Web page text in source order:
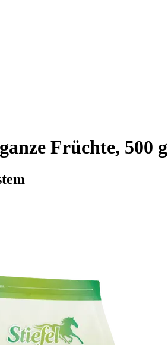
Früchte, 500 g